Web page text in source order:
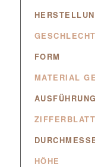
GESCHLECHT
FORM
MATERIAL
AUSFÜHRUNG
ZIFFERBLATT
HÖHE